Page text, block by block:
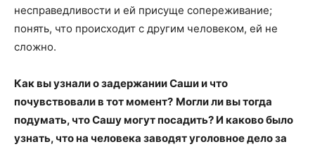
несправедливости и ей присуще сопереживание;
понять, что происходит с другим человеком, ей не
сложно.
Как вы узнали о задержании Саши и что
почувствовали в тот момент? Могли ли вы тогда
подумать, что Сашу могут посадить? И каково было
узнать, что на человека заводят уголовное дело за